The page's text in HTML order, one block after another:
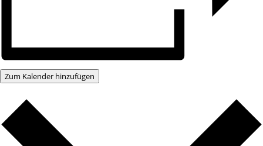
Zum Kalender hinzufügen